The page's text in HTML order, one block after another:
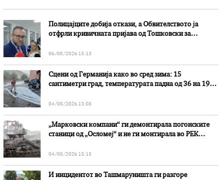
Полицајците добија откази, а Обвителството ја
отфрли кривичната пријава од Тошковски за
06/08/2026 15:13
Сцени од Германија како во сред зима: 15
сантиметри град, температурата падна од 36 на 19
04/08/2026 13:08
„Марковски компани“ ги демонтирала погонските
станици од „Осломеј“ и не ги монтирала во РЕК
04/08/2026 15:15
И инцидентот во Ташмаруништa ги разгоре